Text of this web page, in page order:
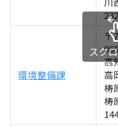
環境整備課
〒
高
高
梼
梼
スク
き